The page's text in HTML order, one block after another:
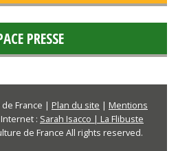
PRESSE
France | Plan du site | Mentions
: Sarah Isacco | La Flibuste
de France All rights reserved.